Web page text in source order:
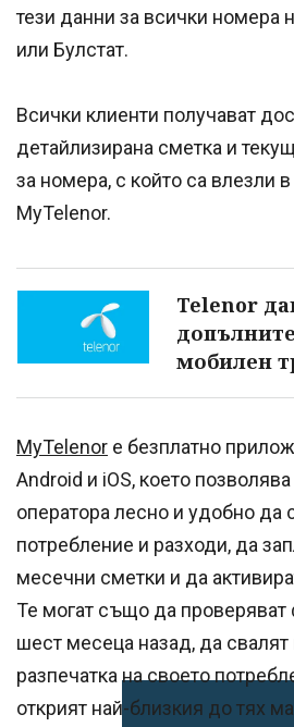
тези данни за всички номера
или Булстат.
Всички клиенти получават
детайлизирана сметка и
за номера, с който са влезли
MyTelenor.
Telenor
мобилен
MyTelenor e безплатно
Android и iOS, което
оператора лесно и удобно да
потребление и разходи, да
месечни сметки и да
Те могат също да проверяват
шест месеца назад, да свалят
разпечатка на своето
открият най-близкия до тях